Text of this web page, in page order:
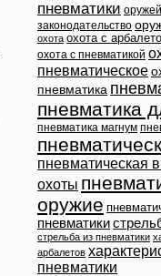
пневматики
законодательство
охота охота с
охота с пневматикой
пневматическое
пневматика
пневматика
пневматика магнум
пневматическая
охоты
оружие
пневматики
стрельба из пневматики
арбалетов
пневматики